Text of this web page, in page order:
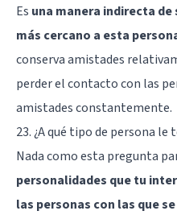
Es una manera indirecta
más cercano a esta
conserva amistades
perder el contacto con las
amistades constantemente.
23. ¿A qué tipo de persona le
Nada como esta pregunta
personalidades que tu
las personas con las que